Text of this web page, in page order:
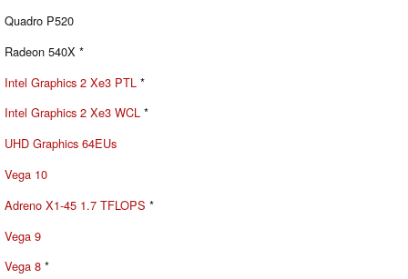
Quadro P520
Radeon 540X *
Intel Graphics 2 Xe3 PTL *
Intel Graphics 2 Xe3 WCL *
UHD Graphics 64EUs
Vega 10
Adreno X1-45 1.7 TFLOPS *
Vega 9
Vega 8 *